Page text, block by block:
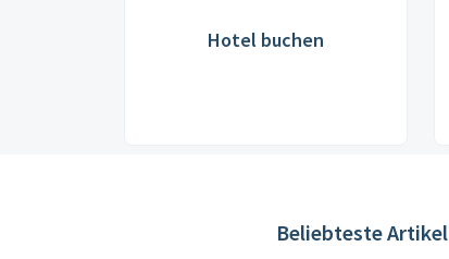
Hotel buchen
Beliebteste Artikel